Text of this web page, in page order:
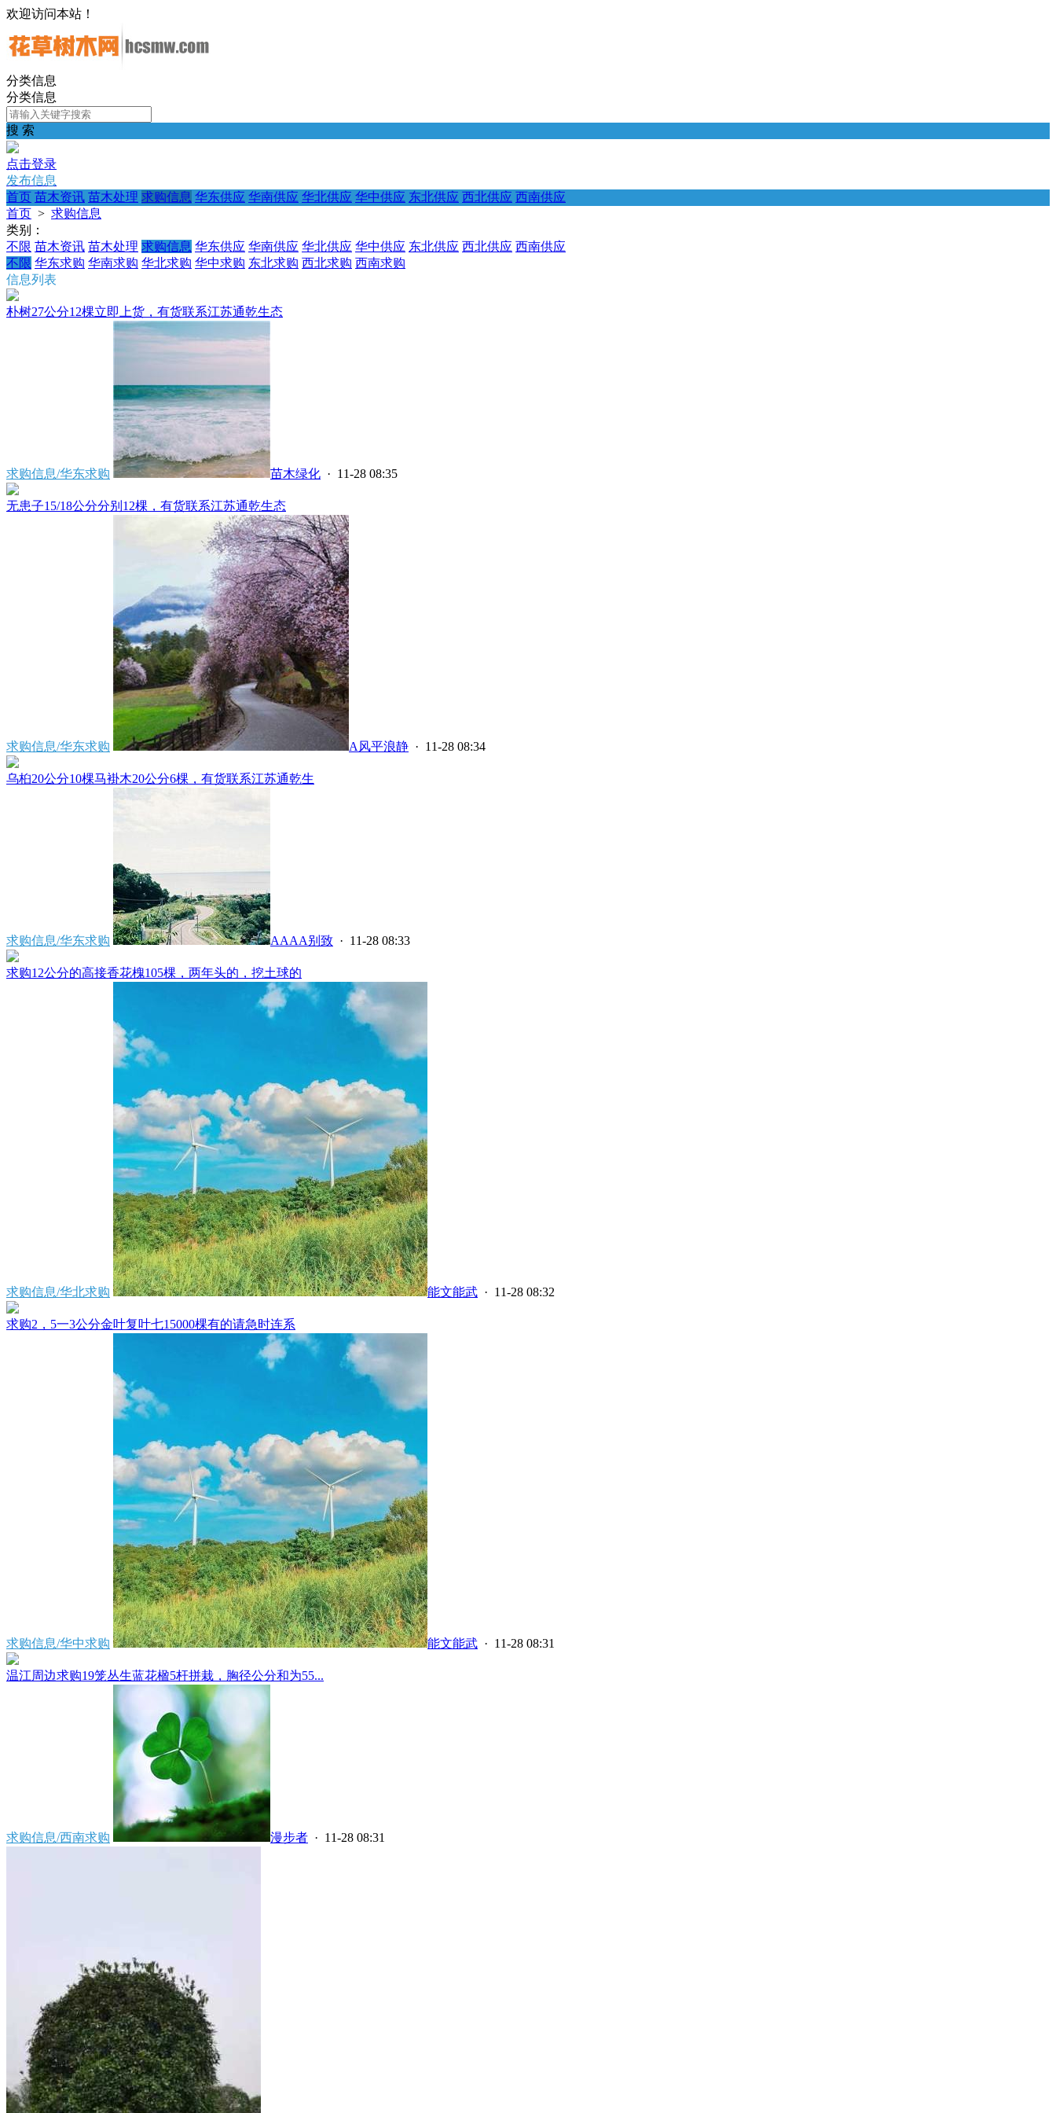
欢迎访问本站！
分类信息
分类信息
搜 索
点击登录
发布信息
首页 苗木资讯 苗木处理 求购信息 华东供应 华南供应 华北供应 华中供应 东北供应 西北供应 西南供应
首页 > 求购信息
类别：
不限 苗木资讯 苗木处理 求购信息 华东供应 华南供应 华北供应 华中供应 东北供应 西北供应 西南供应
不限 华东求购 华南求购 华北求购 华中求购 东北求购 西北求购 西南求购
信息列表
朴树27公分12棵立即上货，有货联系江苏通乾生态
求购信息/华东求购 苗木绿化 · 11-28 08:35
无患子15/18公分分别12棵，有货联系江苏通乾生态
求购信息/华东求购 A风平浪静 · 11-28 08:34
乌桕20公分10棵马褂木20公分6棵，有货联系江苏通乾生
求购信息/华东求购 AAAA别致 · 11-28 08:33
求购12公分的高接香花槐105棵，两年头的，挖土球的
求购信息/华北求购 能文能武 · 11-28 08:32
求购2，5一3公分金叶复叶七15000棵有的请急时连系
求购信息/华中求购 能文能武 · 11-28 08:31
温江周边求购19笼丛生蓝花楹5杆拼栽，胸径公分和为55...
求购信息/西南求购 漫步者 · 11-28 08:31